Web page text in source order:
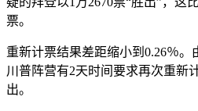
票。
重新计票结果差距缩小到0.26％。
川普阵营有2天时间要求再次重新
出。